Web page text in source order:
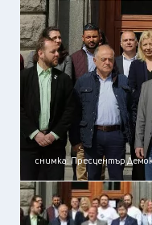
снимка: Пресцентър